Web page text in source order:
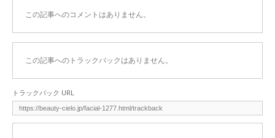
この記事へのコメントはありません。
この記事へのトラックバックはありません。
トラックバック URL